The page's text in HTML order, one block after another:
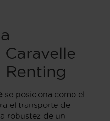
Renting
se posiciona como el
el transporte de
robustez de un